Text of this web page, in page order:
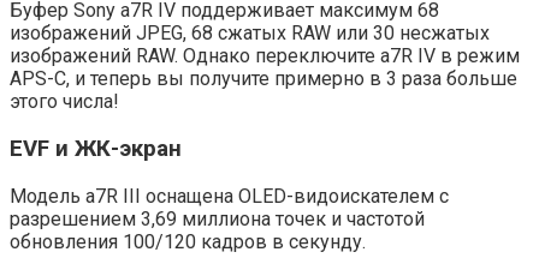
Буфер Sony a7R IV поддерживает максимум 68
изображений JPEG, 68 сжатых RAW или 30 несжатых
изображений RAW. Однако переключите a7R IV в режим
APS-C, и теперь вы получите примерно в 3 раза больше
этого числа!
EVF и ЖК-экран
Модель a7R III оснащена OLED-видоискателем с
разрешением 3,69 миллиона точек и частотой
обновления 100/120 кадров в секунду.